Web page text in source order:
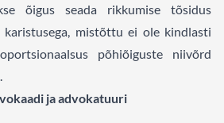
õigus seada rikkumise tõsidus
karistusega, mistõttu ei ole kindlasti
põhiõiguste niivõrd
ja advokatuuri